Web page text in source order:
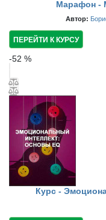
Марафон -
Автор:
ПЕРЕЙТИ К КУРСУ
-52 %
Курс -